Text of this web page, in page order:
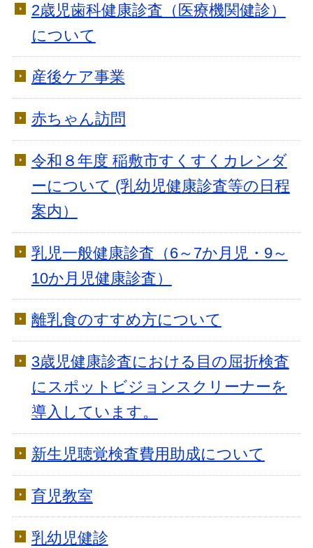
2歳児歯科健康診査（医療機関健診）
について
産後ケア事業
赤ちゃん訪問
令和８年度 稲敷市すくすくカレンダ
ーについて (乳幼児健康診査等の日程
案内）
乳児一般健康診査（6～7か月児・9～
10か月児健康診査）
離乳食のすすめ方について
3歳児健康診査における目の屈折検査
にスポットビジョンスクリーナーを
導入しています。
新生児聴覚検査費用助成について
育児教室
乳幼児健診